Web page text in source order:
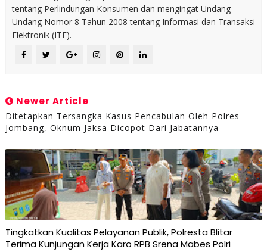
tentang Perlindungan Konsumen dan mengingat Undang –
Undang Nomor 8 Tahun 2008 tentang Informasi dan Transaksi
Elektronik (ITE).
Newer Article
Ditetapkan Tersangka Kasus Pencabulan Oleh Polres
Jombang, Oknum Jaksa Dicopot Dari Jabatannya
Tingkatkan Kualitas Pelayanan Publik, Polresta Blitar
Terima Kunjungan Kerja Karo RPB Srena Mabes Polri